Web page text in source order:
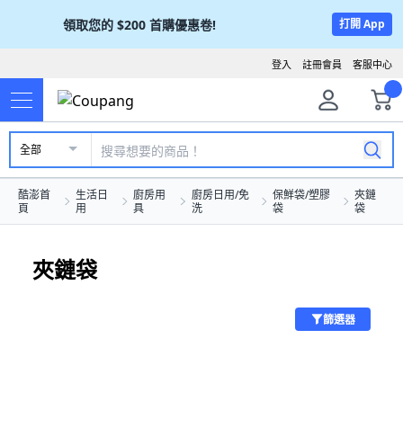
領取您的 $200 首購優惠卷! 打開 App
客服中心
註冊會員
登入
全部
酷澎首
頁
生活日
用
廚房用
具
廚房日用/免
洗
保鮮袋/塑膠
袋
夾鏈
袋
夾鏈袋
篩選器